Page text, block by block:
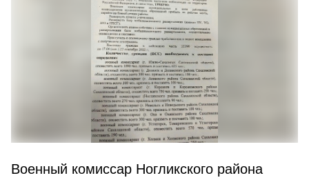
Военный комиссар Ногликского района